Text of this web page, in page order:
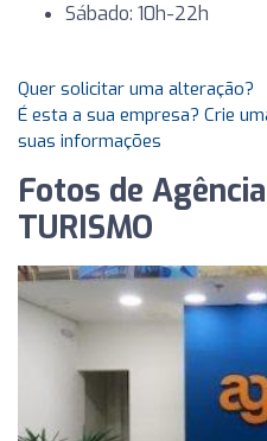
Sábado: 10h-22h
Quer solicitar uma alteração?
É esta a sua empresa? Crie
suas informações
Fotos de
TURISMO